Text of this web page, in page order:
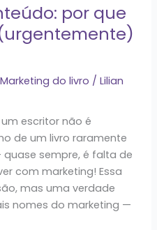
por que
Marketing do livro /Lilian
escritor não é
de um livro raramente
sempre, é falta de
com marketing! Essa
mas uma verdade
nomes do marketing —